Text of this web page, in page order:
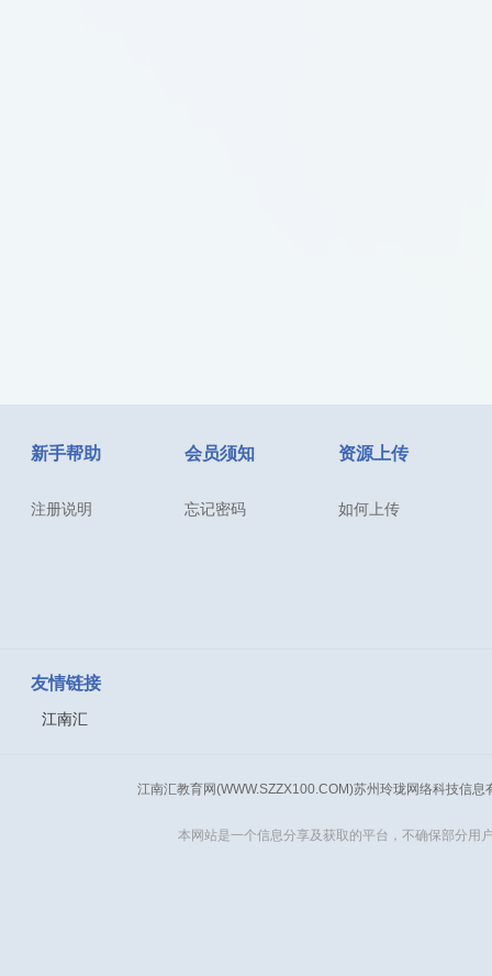
新手帮助
注册说明
会员须知
忘记密码
资源上传
如何上传
友情链接
江南汇
江南汇教育网(WWW.SZZX100.COM)苏州玲珑网络科技信
本网站是一个信息分享及获取的平台，不确保部分用